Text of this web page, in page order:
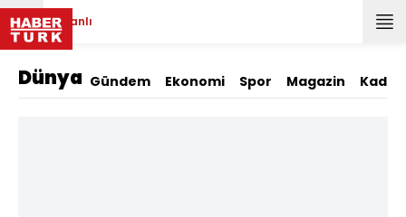
Canlı
Dünya Gündem Ekonomi Spor Magazin Kadın